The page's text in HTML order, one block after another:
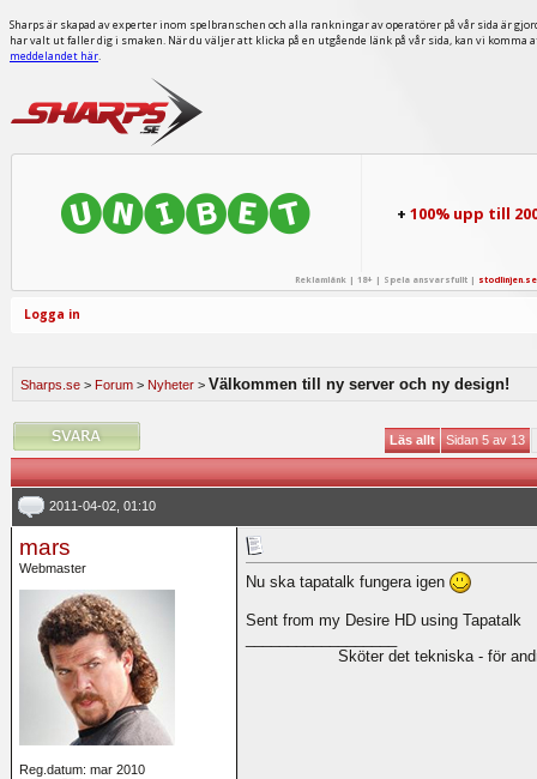
Sharps är skapad av experter inom spelbranschen och alla rankningar av operatörer på vår sida är
har valt ut faller dig i smaken. När du väljer att klicka på en utgående länk på vår sida, kan vi
meddelandet här.
+100% upp till
Reklamlänk | 18+ | Spela ansvarsfullt | stodlinjen.se
Logga in
Sharps.se > Forum > Nyheter > Välkommen till ny server och ny design!
Läs allt Sidan 5 av 13
2011-04-02, 01:10
mars
Webmaster
Reg.datum: mar 2010
Nu ska tapatalk fungera igen
Sent from my Desire HD using Tapatalk
Sköter det tekniska - för